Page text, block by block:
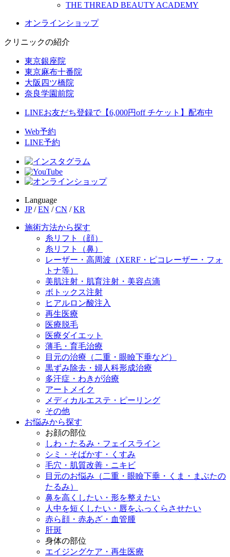
THE THREAD BEAUTY ACADEMY
オンラインショップ
クリニックの紹介
東京銀座院
東京麻布十番院
大阪四ツ橋院
奈良学園前院
LINEお友だち登録で【6,000円off チケット】配布中
Web予約
LINE予約
Language
JP / EN / CN / KR
施術方法から探す
糸リフト（顔）
糸リフト（鼻）
レーザー・高周波（XERF・ピコレーザー・フォ
トナ等）
美肌注射・肌育注射・美容点滴
ボトックス注射
ヒアルロン酸注入
再生医療
医療脱毛
医療ダイエット
薄毛・育毛治療
目元の治療（二重・眼瞼下垂など）
黒ずみ除去・婦人科形成治療
多汗症・わきが治療
アートメイク
メディカルエステ・ピーリング
その他
お悩みから探す
お顔の部位
しわ・たるみ・フェイスライン
シミ・そばかす・くすみ
毛穴・肌質改善・ニキビ
目元のお悩み（二重・眼瞼下垂・くま・まぶたの
たるみ）
鼻を高くしたい・形を整えたい
人中を短くしたい・唇をふっくらさせたい
赤ら顔・赤あざ・血管腫
肝斑
身体の部位
エイジングケア・再生医療